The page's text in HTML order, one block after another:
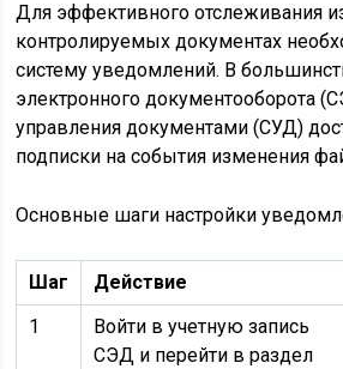
Для эффективного отслеживания
контролируемых документах
систему уведомлений. В
электронного документооборота
управления документами (СУД)
подписки на события изменения
Основные шаги настройки
Шаг Действие
1
Войти в учетную запись
СЭД и перейти в раздел